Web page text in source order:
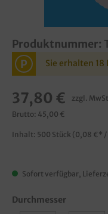
Produktnummer:
P Sie erhalten
37,80 € zzgl.
Brutto: 45,00 €
Inhalt: 500 Stück (0,08 €* /
Sofort verfügbar,
Durchmesser